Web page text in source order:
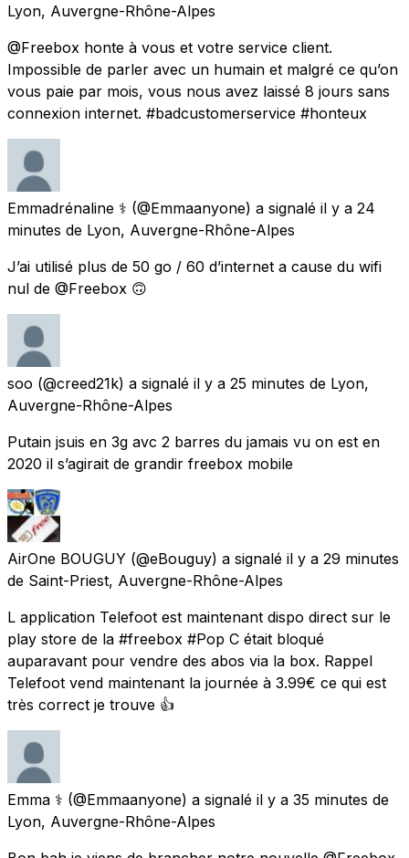
Lyon, Auvergne-Rhône-Alpes
@Freebox honte à vous et votre service client.
Impossible de parler avec un humain et malgré ce qu’on
vous paie par mois, vous nous avez laissé 8 jours sans
connexion internet. #badcustomerservice #honteux
Emmadrénaline ⚕️ (@Emmaanyone) a signalé il y a 24
minutes de Lyon, Auvergne-Rhône-Alpes
J’ai utilisé plus de 50 go / 60 d’internet a cause du wifi
nul de @Freebox 🙃
soo (@creed21k) a signalé il y a 25 minutes de Lyon,
Auvergne-Rhône-Alpes
Putain jsuis en 3g avc 2 barres du jamais vu on est en
2020 il s’agirait de grandir freebox mobile
AirOne BOUGUY (@eBouguy) a signalé il y a 29 minutes
de Saint-Priest, Auvergne-Rhône-Alpes
L application Telefoot est maintenant dispo direct sur le
play store de la #freebox #Pop C était bloqué
auparavant pour vendre des abos via la box. Rappel
Telefoot vend maintenant la journée à 3.99€ ce qui est
très correct je trouve 👍
Emma ⚕️ (@Emmaanyone) a signalé il y a 35 minutes de
Lyon, Auvergne-Rhône-Alpes